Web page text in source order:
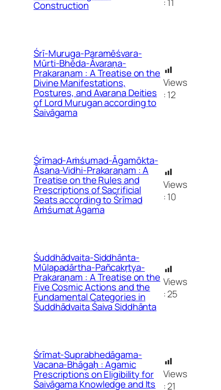
Construction
:11
Śrī-Muruga-Paramēśvara-
Mūrti-Bhēda-Āvaraṇa-
Prakaraṇam : A Treatise on the
Divine Manifestations,
Postures, and Avarana Deities
of Lord Murugan according to
Śaivāgama
Views
:12
Śrīmad-Aṁśumad-Āgamōkta-
Āsana-Vidhi-Prakaraṇam : A
Treatise on the Rules and
Prescriptions of Sacrificial
Seats according to Śrīmad
Aṁśumat Āgama
Views
:10
Śuddhādvaita-Siddhānta-
Mūlapadārtha-Pañcakṛtya-
Prakaraṇam : A Treatise on the
Five Cosmic Actions and the
Fundamental Categories in
Śuddhādvaita Śaiva Siddhānta
Views
:25
Śrīmat-Suprabhedāgama-
Vacana-Bhāgaḥ : Agamic
Prescriptions on Eligibility for
Śaivāgama Knowledge and Its
Views
:21